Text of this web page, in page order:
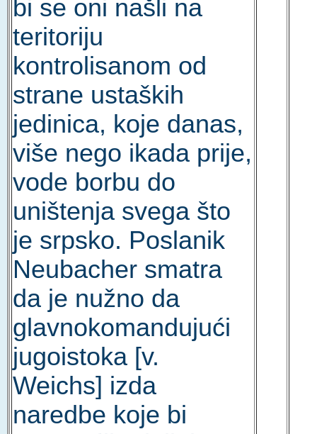
bi se oni našli na
teritoriju
kontrolisanom od
strane ustaških
jedinica, koje danas,
više nego ikada prije,
vode borbu do
uništenja svega što
je srpsko. Poslanik
Neubacher smatra
da je nužno da
glavnokomandujući
jugoistoka [v.
Weichs] izda
naredbe koje bi